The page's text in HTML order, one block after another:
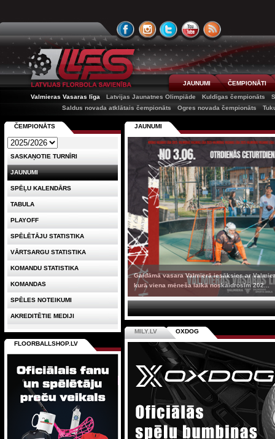
JAUNUMI
ČEMPIONĀTI
Valmieras Vasaras līga
Latvijas Jaunatnes Olimpiāde Kuldīgas čempionāts
Saldus novada atklātais čempionāts
Ogres novada čempionāts
JAUNUMI
Gaidāmā vasara Valmierā iesāksies ar
kurā viena mēneša laikā noskaidrosim 202...
MILY.LV OXDOG
ČEMPIONĀTS
SASKAŅOTIE TURNĪRI
JAUNUMI
SPĒĻU KALENDĀRS
TABULA
PLAYOFF
SPĒLĒTĀJU STATISTIKA
VĀRTSARGU STATISTIKA
KOMANDU STATISTIKA
KOMANDAS
SPĒLES NOTEIKUMI
AKREDITĒTIE MEDIJI
FLOORBALLSHOP.LV